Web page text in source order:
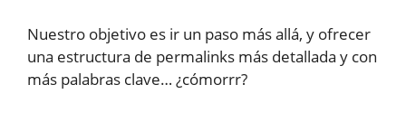
Nuestro objetivo es ir un paso más allá, y ofrecer
una estructura de permalinks más detallada y con
más palabras clave… ¿cómorrr?